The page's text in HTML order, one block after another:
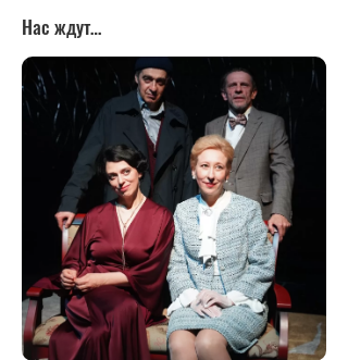
Нас ждут…